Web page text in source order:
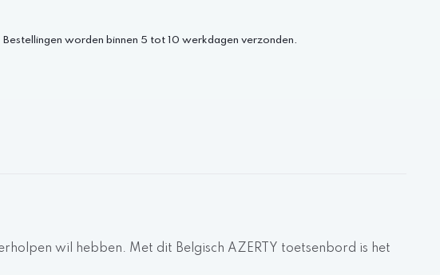
Bestellingen worden binnen 5 tot 10 werkdagen verzonden.
wil hebben. Met dit Belgisch AZERTY toetsenbord is het